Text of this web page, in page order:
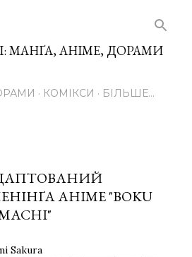
МАНҐА, АНІМЕ, ДОРАМИ
КОМІКСИ БІЛЬШЕ…
АНІМЕ "BOKU
Sakura